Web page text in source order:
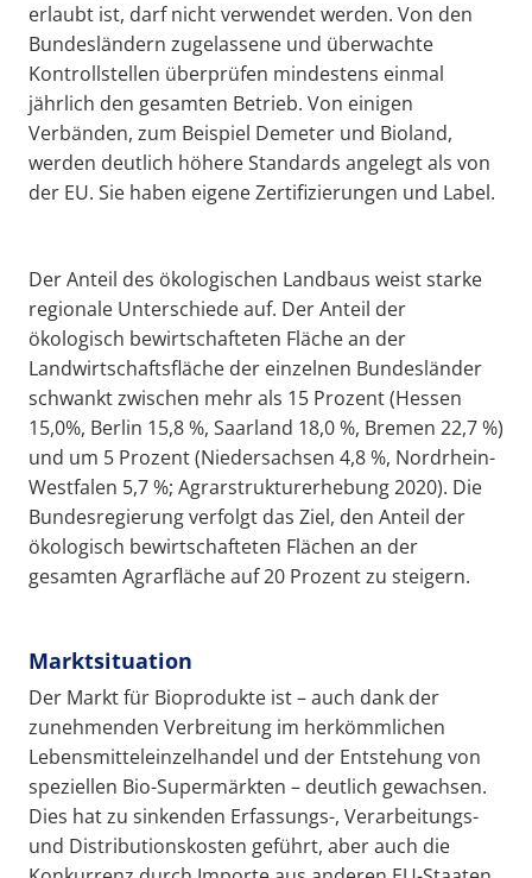
erlaubt ist, darf nicht verwendet werden. Von den
Bundesländern zugelassene und überwachte
Kontrollstellen überprüfen mindestens einmal
jährlich den gesamten Betrieb. Von einigen
Verbänden, zum Beispiel Demeter und Bioland,
werden deutlich höhere Standards angelegt als von
der EU. Sie haben eigene Zertifizierungen und Label.
Der Anteil des ökologischen Landbaus weist starke
regionale Unterschiede auf. Der Anteil der
ökologisch bewirtschafteten Fläche an der
Landwirtschaftsfläche der einzelnen Bundesländer
schwankt zwischen mehr als 15 Prozent (Hessen
15,0%, Berlin 15,8 %, Saarland 18,0 %, Bremen 22,7 %)
und um 5 Prozent (Niedersachsen 4,8 %, Nordrhein-
Westfalen 5,7 %; Agrarstrukturerhebung 2020). Die
Bundesregierung verfolgt das Ziel, den Anteil der
ökologisch bewirtschafteten Flächen an der
gesamten Agrarfläche auf 20 Prozent zu steigern.
Marktsituation
Der Markt für Bioprodukte ist – auch dank der
zunehmenden Verbreitung im herkömmlichen
Lebensmitteleinzelhandel und der Entstehung von
speziellen Bio-Supermärkten – deutlich gewachsen.
Dies hat zu sinkenden Erfassungs-, Verarbeitungs-
und Distributionskosten geführt, aber auch die